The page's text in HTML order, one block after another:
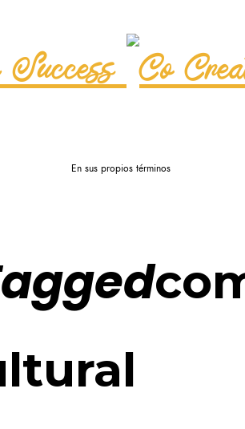
En sus propios términos